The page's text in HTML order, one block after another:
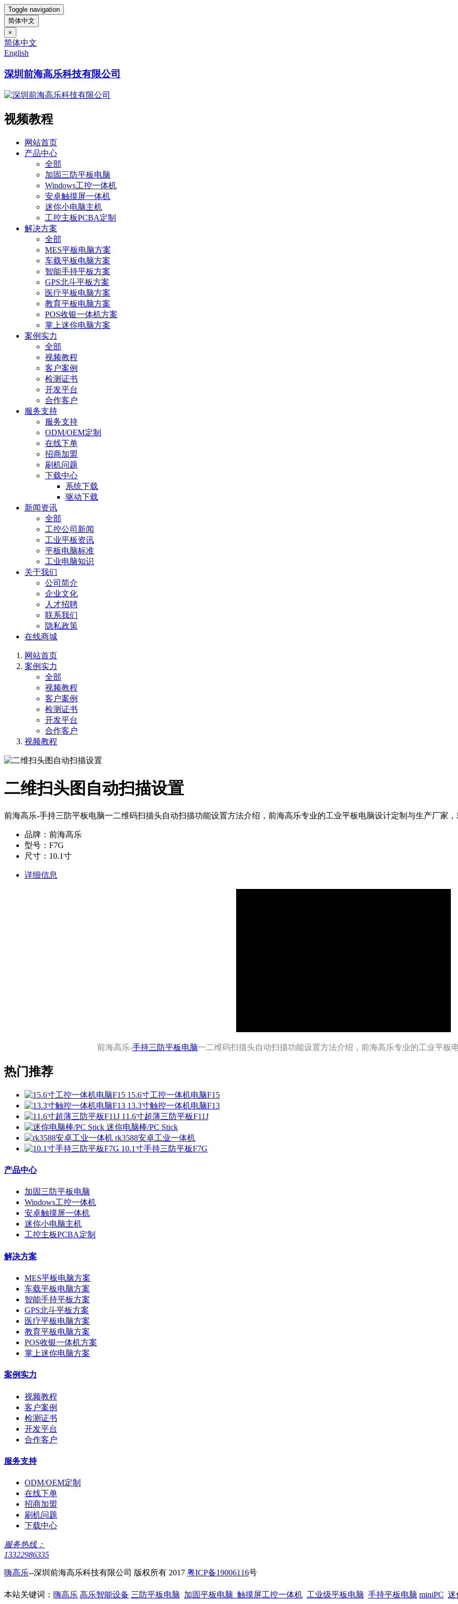
Toggle navigation
简体中文
×
简体中文
English
深圳前海高乐科技有限公司
视频教程
网站首页
产品中心
全部
加固三防平板电脑
Windows工控一体机
安卓触摸屏一体机
迷你小电脑主机
工控主板PCBA定制
解决方案
全部
MES平板电脑方案
车载平板电脑方案
智能手持平板方案
GPS北斗平板方案
医疗平板电脑方案
教育平板电脑方案
POS收银一体机方案
掌上迷你电脑方案
案例实力
全部
视频教程
客户案例
检测证书
开发平台
合作客户
服务支持
服务支持
ODM/OEM定制
在线下单
招商加盟
刷机问题
下载中心
系统下载
驱动下载
新闻资讯
全部
工控公司新闻
工业平板资讯
平板电脑标准
工业电脑知识
关于我们
公司简介
企业文化
人才招聘
联系我们
隐私政策
在线商城
网站首页
案例实力
全部
视频教程
客户案例
检测证书
开发平台
合作客户
视频教程
二维扫头图自动扫描设置
前海高乐-手持三防平板电脑​一二维码扫描头自动扫描功能设置方法介绍，前海高乐专业的工业平板电脑设计定制与生产厂家，
品牌：前海高乐
型号：F7G
尺寸：10.1寸
详细信息
前海高乐-手持三防平板电脑一二维码扫描头自动扫描功能设置方法介绍，前海高乐专业的工业平板
热门推荐
15.6寸工控一体机电脑F15
13.3寸触控一体机电脑F13
11.6寸超薄三防平板F11J
迷你电脑棒/PC Stick
rk3588安卓工业一体机
10.1寸手持三防平板F7G
产品中心
加固三防平板电脑
Windows工控一体机
安卓触摸屏一体机
迷你小电脑主机
工控主板PCBA定制
解决方案
MES平板电脑方案
车载平板电脑方案
智能手持平板方案
GPS北斗平板方案
医疗平板电脑方案
教育平板电脑方案
POS收银一体机方案
掌上迷你电脑方案
案例实力
视频教程
客户案例
检测证书
开发平台
合作客户
服务支持
ODM/OEM定制
在线下单
招商加盟
刷机问题
下载中心
服务热线：
13322986335
嗨高乐--深圳前海高乐科技有限公司 版权所有 2017 粤ICP备19006116号
本站关键词： 嗨高乐 高乐智能设备 三防平板电脑 加固平板电脑 触摸屏工控一体机 工业级平板电脑 手持平板电脑 miniPC 迷